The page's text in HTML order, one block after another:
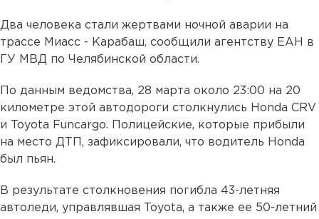
Два человека стали жертвами ночной аварии на
трассе Миасс - Карабаш, сообщили агентству ЕАН в
ГУ МВД по Челябинской области.
По данным ведомства, 28 марта около 23:00 на 20
километре этой автодороги столкнулись Honda CRV
и Toyota Funcargo. Полицейские, которые прибыли
на место ДТП, зафиксировали, что водитель Honda
был пьян.
В результате столкновения погибла 43-летняя
автоледи, управлявшая Toyota, а также ее 50-летний